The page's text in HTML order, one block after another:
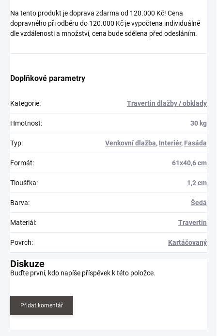
Na tento produkt je doprava zdarma od 120.000 Kč! Cena
dopravného při odběru do 120.000 Kč je vypočtena individuálně
dle vzdálenosti a množství, cena bude sdělena před odesláním.
Doplňkové parametry
Kategorie: Travertin dlažby / obklady
Hmotnost: 30 kg
Typ: Venkovní dlažba, Interiér, Fasáda
Formát: 61x40,6 cm
Tloušťka: 1,2 cm
Barva: Šedá
Materiál : Travertin
Povrch: Kartáčovaný
Diskuze
Buďte první, kdo napíše příspěvek k této položce.
Přidat komentář